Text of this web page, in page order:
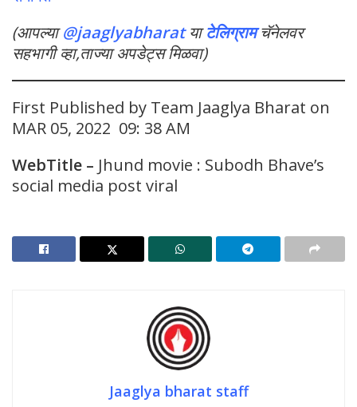
(आपल्या@jaaglyabharat याटेलिग्राम चॅनेलवर
सहभागी व्हा,ताज्या अपडेट्स मिळवा)
First Published by Team Jaaglya Bharat on
MAR 05, 2022 09: 38 AM
WebTitle – Jhund movie : Subodh Bhave’s
social media post viral
Jaaglya bharat staff